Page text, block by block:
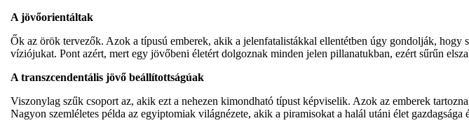
A jövőorientáltak
Ők az örök tervezők. Azok a típusú emberek, akik a jelenfatalistákkal ellentétben úgy gondolják,
víziójukat. Pont azért, mert egy jövőbeni életért dolgoznak minden jelen pillanatukban, ezért sűrűn
A transzcendentális jövő beállítottságúak
Viszonylag szűk csoport az, akik ezt a nehezen kimondható típust képviselik. Azok az emberek
Nagyon szemléletes példa az egyiptomiak világnézete, akik a piramisokat a halál utáni élet gazdagsága